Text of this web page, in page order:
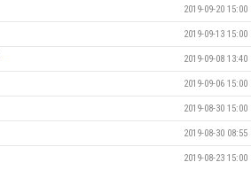
2019-09-20 15:00
2019-09-13 15:00
2019-09-08 13:40
2019-09-06 15:00
2019-08-30 15:00
2019-08-30 08:55
2019-08-23 15:00